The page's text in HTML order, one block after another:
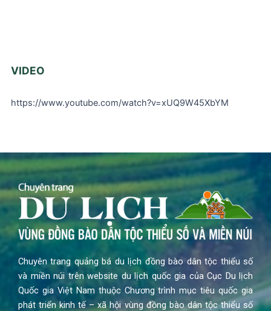
VIDEO
https://www.youtube.com/watch?v=xUQ9W45XbYM
Chuyên trang quảng bá du lịch đồng bào dân tộc thiểu số
và miền núi trên website du lịch quốc gia của Cục Du lịch
Quốc gia Việt Nam thuộc Chương trình mục tiêu quốc gia
phát triển kinh tế – xã hội vùng đồng bào dân tộc thiểu số